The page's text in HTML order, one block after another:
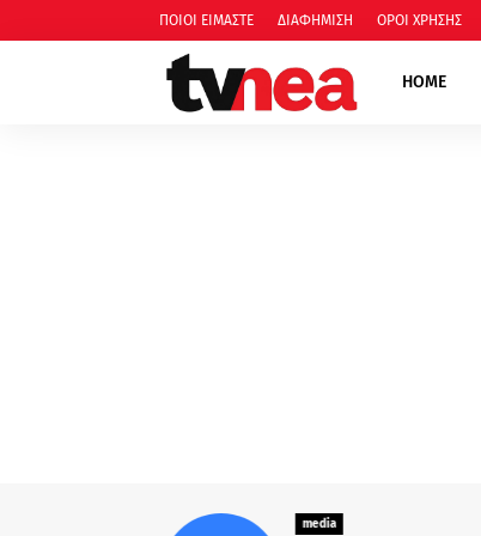
ΠΟΙΟΙ ΕΙΜΑΣΤΕ ΔΙΑΦΗΜΙΣΗ ΟΡΟΙ ΧΡΗΣΗΣ
HOME
media